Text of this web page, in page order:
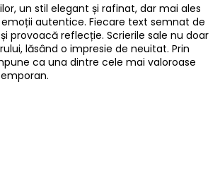
un stil elegant și rafinat, dar mai ales
autentice. Fiecare text semnat de
provoacă reflecție. Scrierile sale nu doar
lăsând o impresie de neuitat. Prin
ca una dintre cele mai valoroase